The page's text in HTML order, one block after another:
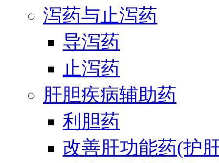
泻药与止泻药
导泻药
止泻药
肝胆疾病辅助药
利胆药
改善肝功能药(护